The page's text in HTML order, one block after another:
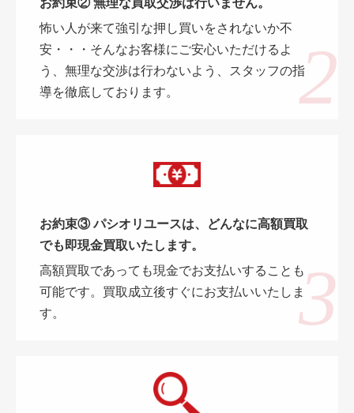
お約束② 無理な買取交渉は行いません。
怖い人が来て強引な押し買いをされないか不
安・・・そんなお客様にご安心いただけるよ
う、無理な交渉は行わないよう、スタッフの指
導を徹底しております。
お約束③ パシオリユースは、どんなに高額買取
でも即現金買取いたします。
高額買取であっても現金でお支払いすることも
可能です。買取成立後すぐにお支払いいたしま
す。